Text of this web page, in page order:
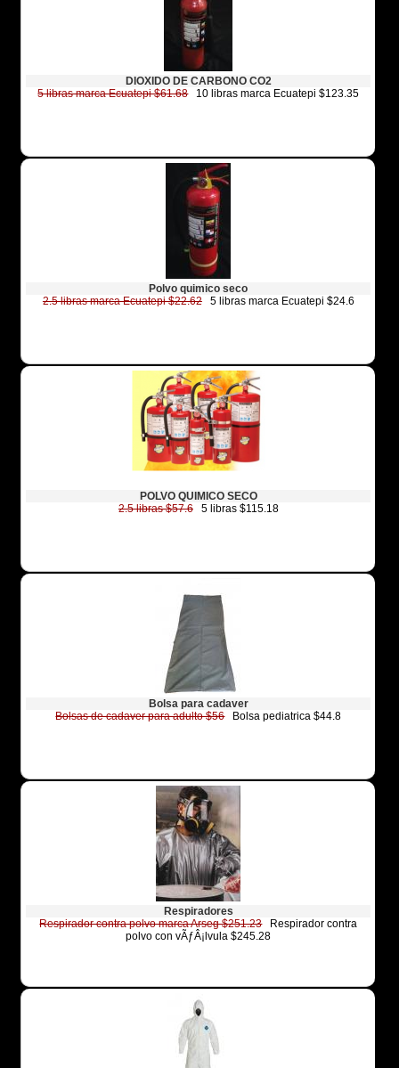
DIOXIDO DE CARBONO CO2
5 libras marca Ecuatepi $61.6810 libras marca Ecuatepi $123.35
Polvo quimico seco
2.5 libras marca Ecuatepi $22.625 libras marca Ecuatepi $24.6
POLVO QUIMICO SECO
2.5 libras $57.65 libras $115.18
Bolsa para cadaver
Bolsas de cadaver para adulto $56Bolsa pediatrica $44.8
Respiradores
Respirador contra polvo marca Arseg $251.23Respirador contra
polvo con vÃƒÂ¡lvula $245.28